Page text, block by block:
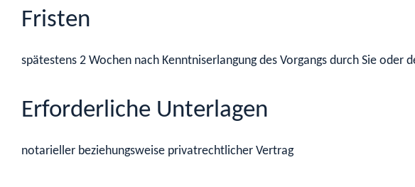
Fristen
spätestens 2 Wochen nach Kenntniserlangung des Vorgangs durch Sie oder
Erforderliche Unterlagen
notarieller beziehungsweise privatrechtlicher Vertrag